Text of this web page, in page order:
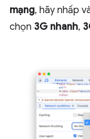
mạng, hãy nhấp
chọn 3G nhanh,